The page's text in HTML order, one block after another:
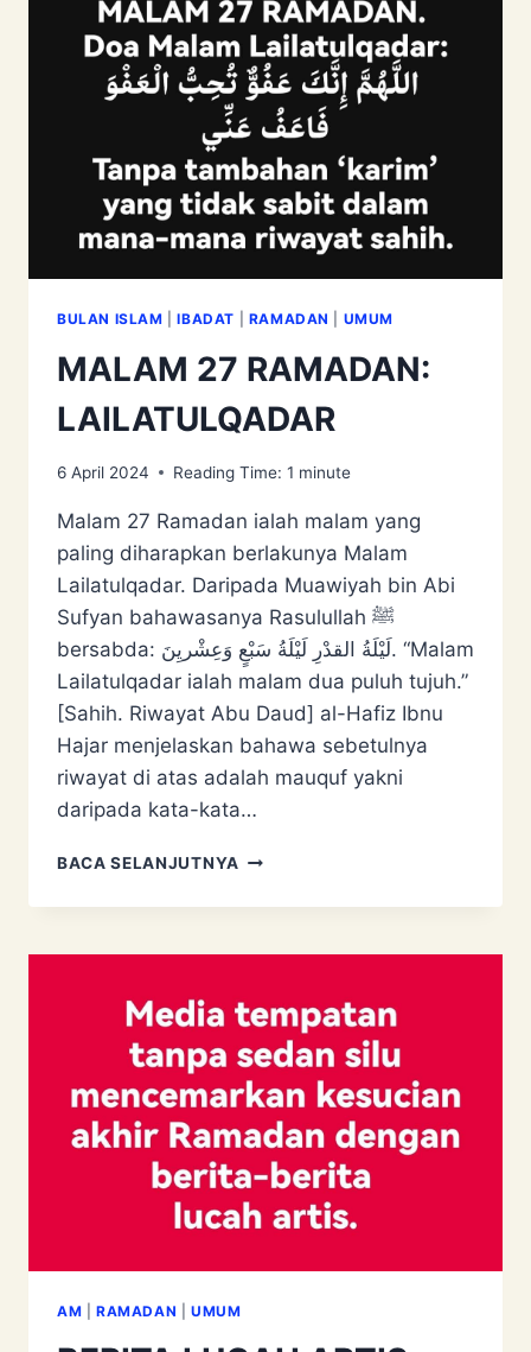
BULAN ISLAM |IBADAT RAMADAN UMUM
MALAM 27 RAMADAN:
LAILATULQADAR
6 April 2024 Reading Time: 1 minute
Malam 27 Ramadan ialah malam yang
paling diharapkan berlakunya Malam
Lailatulqadar. Daripada Muawiyah bin Abi
Sufyan bahawasanya Rasulullah ﷺ
bersabda: لَيْلَةُ القدْرِ ‌لَيْلَةُ ‌سَبْعٍ ‌وَعِشْريِنَ. “Malam
Lailatulqadar ialah malam dua puluh tujuh.”
[Sahih. Riwayat Abu Daud] al-Hafiz Ibnu
Hajar menjelaskan bahawa sebetulnya
riwayat di atas adalah mauquf yakni
daripada kata-kata…
BACA SELANJUTNYA MALAM
RAMADAN:
AM RAMADAN UMUM